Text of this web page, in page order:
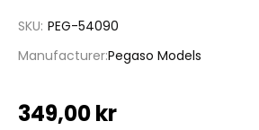
SKU PEG-54090
ManufacturerPegaso Models
349,00 kr
bildgalleriet